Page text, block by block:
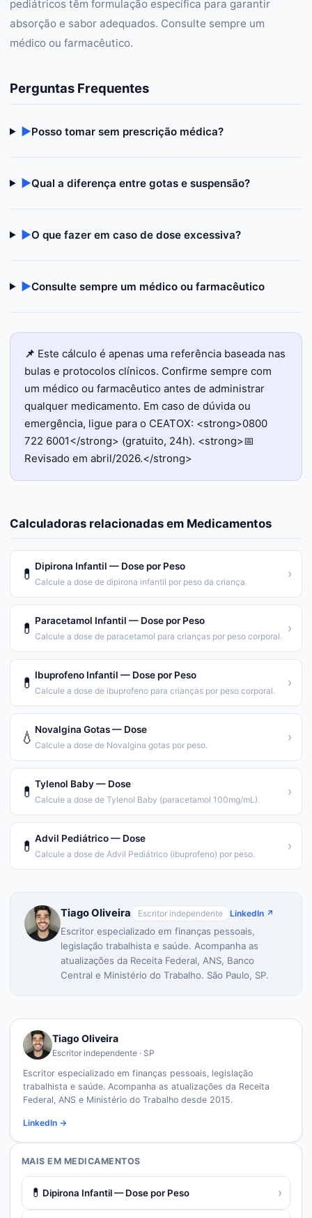
pediátricos têm formulação específica para garantir
absorção e sabor adequados. Consulte sempre um
médico ou farmacêutico.
Perguntas Frequentes
▶Posso tomar sem prescrição médica?
▶Qual a diferença entre gotas e suspensão?
▶O que fazer em caso de dose excessiva?
▶Consulte sempre um médico ou farmacêutico
📌 Este cálculo é apenas uma referência baseada nas
bulas e protocolos clínicos. Confirme sempre com
um médico ou farmacêutico antes de administrar
qualquer medicamento. Em caso de dúvida ou
emergência, ligue para o CEATOX: <strong>0800
722 6001</strong> (gratuito, 24h). <strong>📅
Revisado em abril/2026.</strong>
Calculadoras relacionadas em Medicamentos
💊 Dipirona Infantil — Dose por Peso
Calcule a dose de dipirona infantil por peso da criança.
›
💊 Paracetamol Infantil — Dose por Peso
Calcule a dose de paracetamol para crianças por peso corporal.
›
💊 Ibuprofeno Infantil — Dose por Peso
Calcule a dose de ibuprofeno para crianças por peso corporal.
›
💧 Novalgina Gotas — Dose
Calcule a dose de Novalgina gotas por peso.
›
💊 Tylenol Baby — Dose
Calcule a dose de Tylenol Baby (paracetamol 100mg/mL).
›
💊 Advil Pediátrico — Dose
Calcule a dose de Advil Pediátrico (ibuprofeno) por peso.
›
Tiago Oliveira Escritor independente LinkedIn ↗
Escritor especializado em finanças pessoais,
legislação trabalhista e saúde. Acompanha as
atualizações da Receita Federal, ANS, Banco
Central e Ministério do Trabalho. São Paulo, SP.
Tiago Oliveira
Escritor independente · SP
Escritor especializado em finanças pessoais, legislação
trabalhista e saúde. Acompanha as atualizações da Receita
Federal, ANS e Ministério do Trabalho desde 2015.
LinkedIn →
MAIS EM MEDICAMENTOS
💊 Dipirona Infantil — Dose por Peso ›